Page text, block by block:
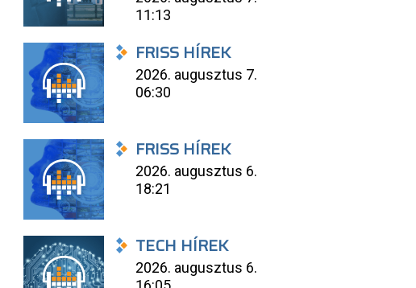
11:13
FRISS HÍREK
2026. augusztus 7.
06:30
FRISS HÍREK
2026. augusztus 6.
18:21
TECH HÍREK
2026. augusztus 6.